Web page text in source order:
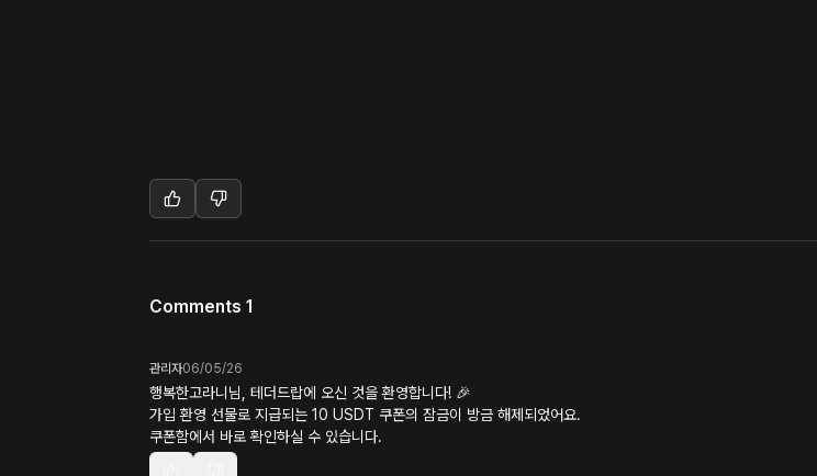
Comments 1
관리자06/05/26
행복한고라니님, 테더드랍에 오신 것을 환영합니다! 🎉
가입 환영 선물로 지급되는 10 USDT 쿠폰의 잠금이 방금 해제되었어요.
쿠폰함에서 바로 확인하실 수 있습니다.